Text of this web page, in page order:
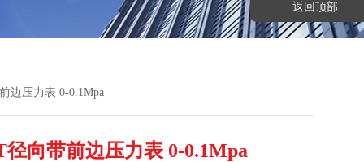
边压力表 0-0.1Mpa
径向带前边压力表 0-0.1Mpa
返回顶部